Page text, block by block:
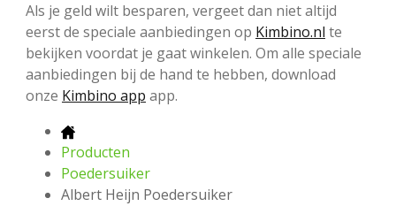
Als je geld wilt besparen, vergeet dan niet altijd
eerst de speciale aanbiedingen op Kimbino.nl te
bekijken voordat je gaat winkelen. Om alle speciale
aanbiedingen bij de hand te hebben, download
onze Kimbino app app.
Producten
Poedersuiker
Albert Heijn Poedersuiker